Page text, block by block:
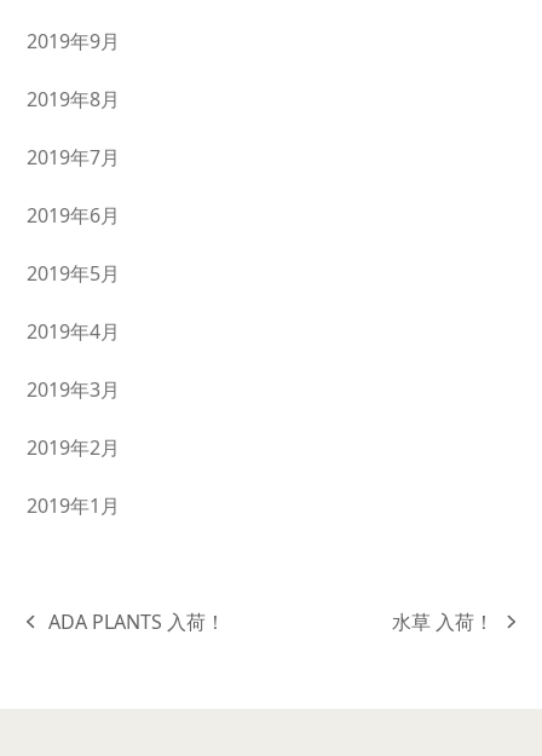
2019年9月
2019年8月
2019年7月
2019年6月
2019年5月
2019年4月
2019年3月
2019年2月
2019年1月
previous
ADA PLANTS 入荷！
next
水草 入荷！